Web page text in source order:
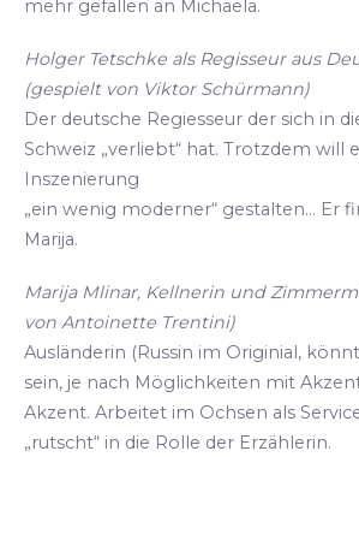
mehr gefallen an Michaela.
Holger Tetschke als Regisseur aus
(gespielt von Viktor Schürmann)
Der deutsche Regiesseur der sich in
Schweiz „verliebt“ hat. Trotzdem will
Inszenierung
„ein wenig moderner“ gestalten... Er
Marija.
Marija Mlinar, Kellnerin und
von Antoinette Trentini)
Ausländerin (Russin im Originial,
sein, je nach Möglichkeiten mit
Akzent. Arbeitet im Ochsen als
„rutscht“ in die Rolle der Erzählerin.